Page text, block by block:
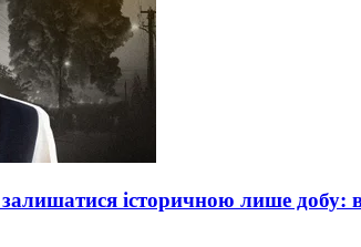
історичною лише добу: